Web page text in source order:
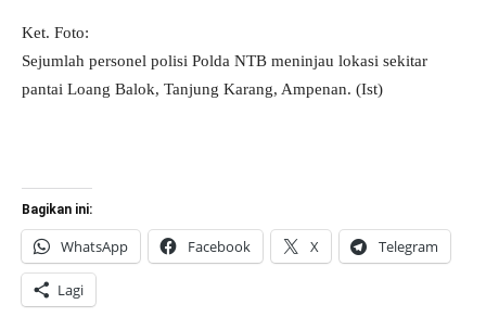
Ket. Foto:
Sejumlah personel polisi Polda NTB meninjau lokasi sekitar
pantai Loang Balok, Tanjung Karang, Ampenan. (Ist)
Bagikan ini:
WhatsApp Facebook X Telegram
Lagi